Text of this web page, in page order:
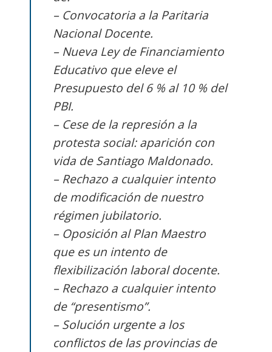
– Convocatoria a la Paritaria
Nacional Docente.
– Nueva Ley de Financiamiento
Educativo que eleve el
Presupuesto del 6 % al 10 % del
PBI.
– Cese de la represión a la
protesta social: aparición con
vida de Santiago Maldonado.
– Rechazo a cualquier intento
de modificación de nuestro
régimen jubilatorio.
– Oposición al Plan Maestro
que es un intento de
flexibilización laboral docente.
– Rechazo a cualquier intento
de “presentismo”.
– Solución urgente a los
conflictos de las provincias de